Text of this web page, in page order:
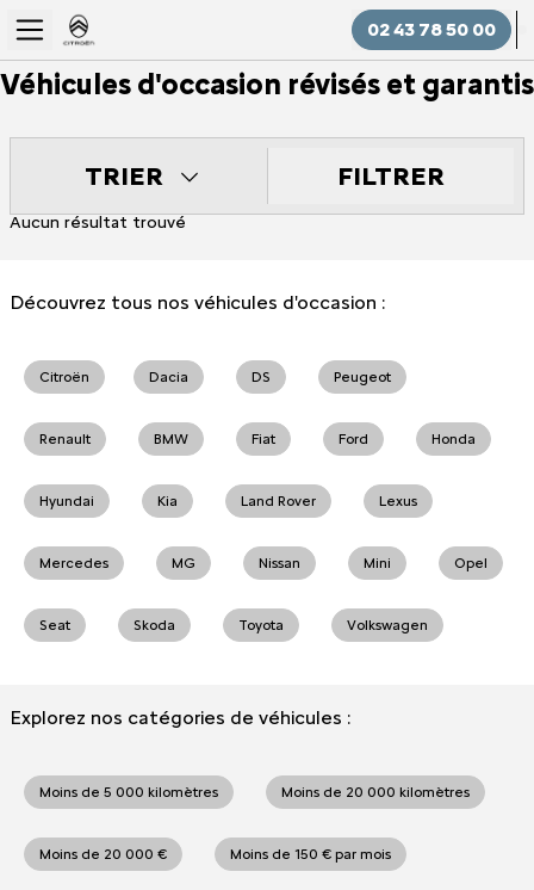
02 43 78 50 00
Véhicules d'occasion révisés et garantis
TRIER FILTRER
Aucun résultat trouvé
Découvrez tous nos véhicules d'occasion :
Citroën Dacia DS Peugeot
Renault BMW Fiat Ford Honda
Hyundai Kia Land Rover Lexus
Mercedes MG Nissan Mini Opel
Seat Skoda Toyota Volkswagen
Explorez nos catégories de véhicules :
Moins de 5 000 kilomètres Moins de 20 000 kilomètres
Moins de 20 000 € Moins de 150 € par mois